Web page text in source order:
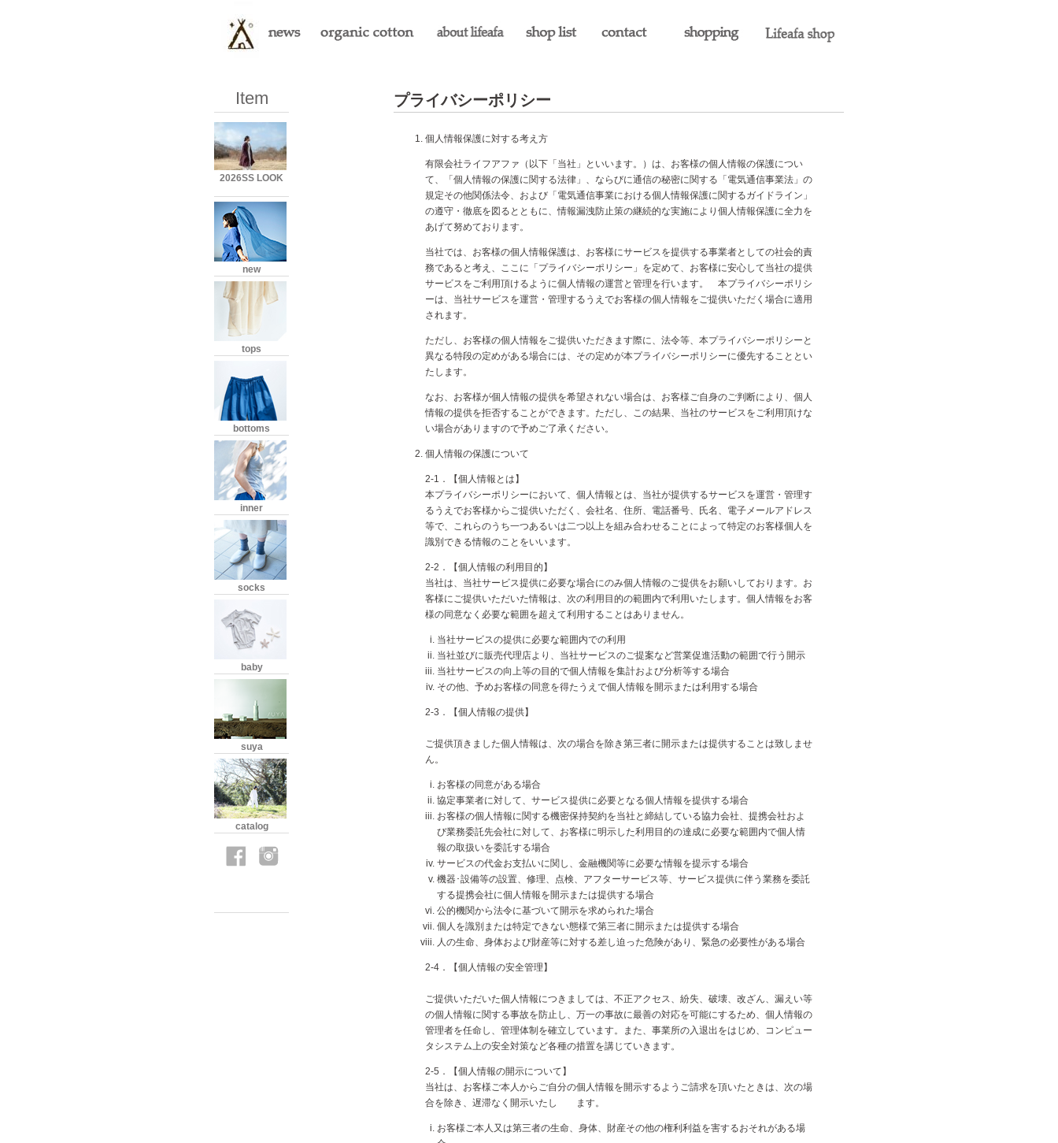
プライバシーポリシー
個人情報保護に対する考え方
有限会社ライフアファ（以下「当社」といいます。）は、お客様の個人情報の保護につい
て、「個人情報の保護に関する法律」、ならびに通信の秘密に関する「電気通信事業法」の
規定その他関係法令、および「電気通信事業における個人情報保護に関するガイドライン」
の遵守・徹底を図るとともに、情報漏洩防止策の継続的な実施により個人情報保護に全力を
あげて努めております。
当社では、お客様の個人情報保護は、お客様にサービスを提供する事業者としての社会的責
務であると考え、ここに「プライバシーポリシー」を定めて、お客様に安心して当社の提供
サービスをご利用頂けるように個人情報の運営と管理を行います。 本プライバシーポリシ
ーは、当社サービスを運営・管理するうえでお客様の個人情報をご提供いただく場合に適用
されます。
ただし、お客様の個人情報をご提供いただきます際に、法令等、本プライバシーポリシーと
異なる特段の定めがある場合には、その定めが本プライバシーポリシーに優先することとい
たします。
なお、お客様が個人情報の提供を希望されない場合は、お客様ご自身のご判断により、個人
情報の提供を拒否することができます。ただし、この結果、当社のサービスをご利用頂けな
い場合がありますので予めご了承ください。
個人情報の保護について
2-1．【個人情報とは】
本プライバシーポリシーにおいて、個人情報とは、当社が提供するサービスを運営・管理す
るうえでお客様からご提供いただく、会社名、住所、電話番号、氏名、電子メールアドレス
等で、これらのうち一つあるいは二つ以上を組み合わせることによって特定のお客様個人を
識別できる情報のことをいいます。
2-2．【個人情報の利用目的】
当社は、当社サービス提供に必要な場合にのみ個人情報のご提供をお願いしております。お
客様にご提供いただいた情報は、次の利用目的の範囲内で利用いたします。個人情報をお客
様の同意なく必要な範囲を超えて利用することはありません。
当社サービスの提供に必要な範囲内での利用
当社並びに販売代理店より、当社サービスのご提案など営業促進活動の範囲で行う開示
当社サービスの向上等の目的で個人情報を集計および分析等する場合
その他、予めお客様の同意を得たうえで個人情報を開示または利用する場合
2-3．【個人情報の提供】
ご提供頂きました個人情報は、次の場合を除き第三者に開示または提供することは致しませ
ん。
お客様の同意がある場合
協定事業者に対して、サービス提供に必要となる個人情報を提供する場合
お客様の個人情報に関する機密保持契約を当社と締結している協力会社、提携会社およ
び業務委託先会社に対して、お客様に明示した利用目的の達成に必要な範囲内で個人情
報の取扱いを委託する場合
サービスの代金お支払いに関し、金融機関等に必要な情報を提示する場合
機器･設備等の設置、修理、点検、アフターサービス等、サービス提供に伴う業務を委託
する提携会社に個人情報を開示または提供する場合
公的機関から法令に基づいて開示を求められた場合
個人を識別または特定できない態様で第三者に開示または提供する場合
人の生命、身体および財産等に対する差し迫った危険があり、緊急の必要性がある場合
2-4．【個人情報の安全管理】
ご提供いただいた個人情報につきましては、不正アクセス、紛失、破壊、改ざん、漏えい等
の個人情報に関する事故を防止し、万一の事故に最善の対応を可能にするため、個人情報の
管理者を任命し、管理体制を確立しています。また、事業所の入退出をはじめ、コンピュー
タシステム上の安全対策など各種の措置を講じていきます。
2-5．【個人情報の開示について】
当社は、お客様ご本人からご自分の個人情報を開示するようご請求を頂いたときは、次の場
合を除き、遅滞なく開示いたし ます。
お客様ご本人又は第三者の生命、身体、財産その他の権利利益を害するおそれがある場
Item
2026SS LOOK
new
tops
bottoms
inner
socks
baby
suya
catalog